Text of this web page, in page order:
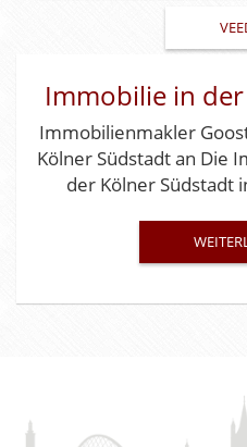
Immobilie in
Immobilienmakler
Kölner Südstadt an Die
der Kölner Südstadt